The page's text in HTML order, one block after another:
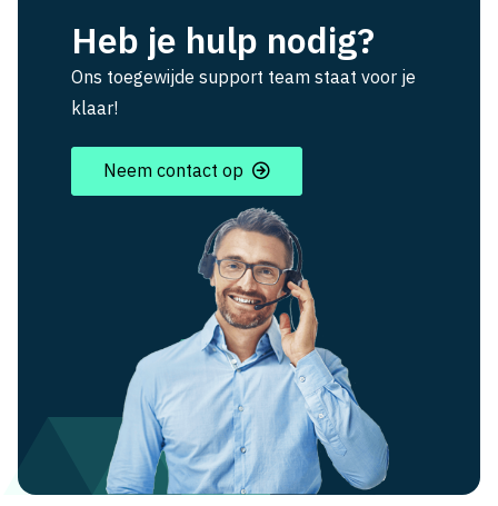
Heb je hulp nodig?
Ons toegewijde support team staat voor je
klaar!
Neem contact op